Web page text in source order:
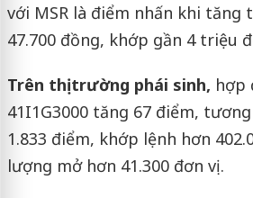
với MSR là điểm nhấn khi tăng
47.700 đồng, khớp gần 4 triệu
Trên thị trường phái sinh, hợp
41I1G3000 tăng 67 điểm,
1.833 điểm, khớp lệnh hơn
lượng mở hơn 41.300 đơn vị.